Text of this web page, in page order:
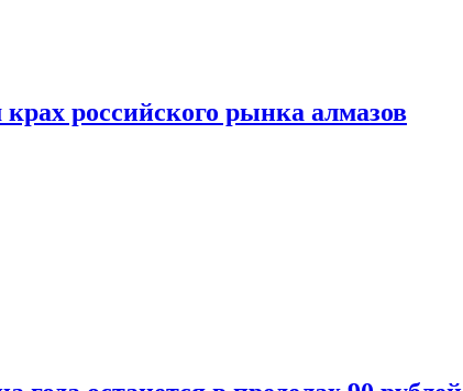
российского рынка алмазов